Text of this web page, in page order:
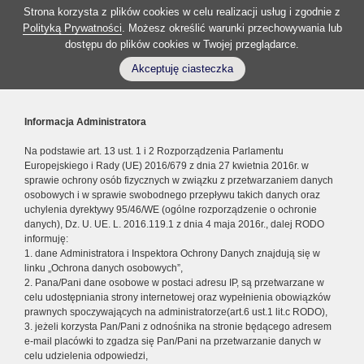
Strona korzysta z plików cookies w celu realizacji usług i zgodnie z
Polityką Prywatności. Możesz określić warunki przechowywania lub
dostępu do plików cookies w Twojej przeglądarce.
Akceptuję ciasteczka
Informacja Administratora
Na podstawie art. 13 ust. 1 i 2 Rozporządzenia Parlamentu
Europejskiego i Rady (UE) 2016/679 z dnia 27 kwietnia 2016r. w
sprawie ochrony osób fizycznych w związku z przetwarzaniem danych
osobowych i w sprawie swobodnego przepływu takich danych oraz
uchylenia dyrektywy 95/46/WE (ogólne rozporządzenie o ochronie
danych), Dz. U. UE. L. 2016.119.1 z dnia 4 maja 2016r., dalej RODO
informuję:
1. dane Administratora i Inspektora Ochrony Danych znajdują się w
linku „Ochrona danych osobowych”,
2. Pana/Pani dane osobowe w postaci adresu IP, są przetwarzane w
celu udostępniania strony internetowej oraz wypełnienia obowiązków
prawnych spoczywających na administratorze(art.6 ust.1 lit.c RODO),
3. jeżeli korzysta Pan/Pani z odnośnika na stronie będącego adresem
e-mail placówki to zgadza się Pan/Pani na przetwarzanie danych w
celu udzielenia odpowiedzi,